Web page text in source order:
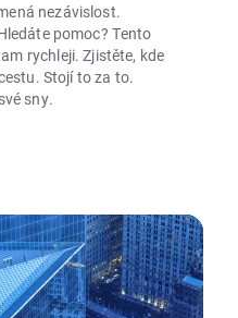
nezávislost.
pomoc? Tento
rychleji. Zjistěte, kde
Stojí to za to.
sny.